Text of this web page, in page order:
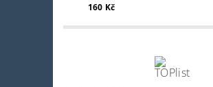
160 Kč